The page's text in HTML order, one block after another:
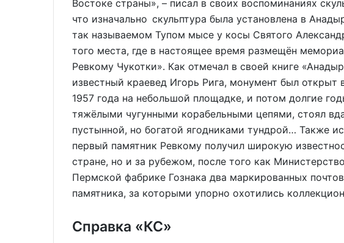
Востоке страны», – писал в своих воспоминаниях
что изначально скульптура была установлена в
так называемом Тупом мысе у косы Святого
того места, где в настоящее время размещён
Ревкому Чукотки». Как отмечал в своей книге
известный краевед Игорь Рига, монумент был открыт
1957 года на небольшой площадке, и потом долгие
тяжёлыми чугунными корабельными цепями, стоял
пустынной, но богатой ягодниками тундрой… Также
первый памятник Ревкому получил широкую
стране, но и за рубежом, после того как
Пермской фабрике Гознака два маркированных
памятника, за которыми упорно охотились
Справка «КС»